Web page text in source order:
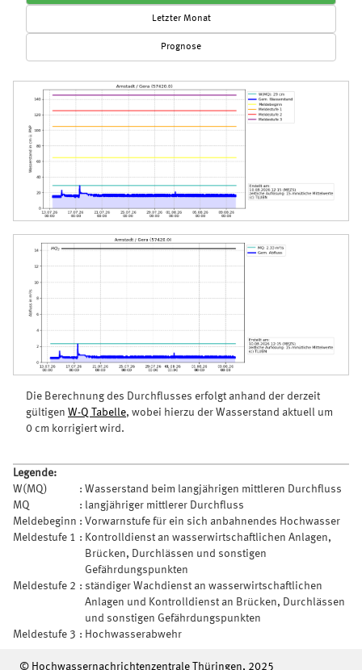
Letzter Monat
Prognose
Die Berechnung des Durchflusses erfolgt anhand der derzeit
gültigen W-Q Tabelle, wobei hierzu der Wasserstand aktuell um
0 cm korrigiert wird.
Legende:
W(MQ)
: Wasserstand beim langjährigen mittleren Durchfluss
MQ
: langjähriger mittlerer Durchfluss
Meldebeginn : Vorwarnstufe für ein sich anbahnendes Hochwasser
Meldestufe 1 : Kontrolldienst an wasserwirtschaftlichen Anlagen,
Brücken, Durchlässen und sonstigen
Gefährdungspunkten
Meldestufe 2 : ständiger Wachdienst an wasserwirtschaftlichen
Anlagen und Kontrolldienst an Brücken, Durchlässen
und sonstigen Gefährdungspunkten
Meldestufe 3 : Hochwasserabwehr
© Hochwassernachrichtenzentrale Thüringen, 2025